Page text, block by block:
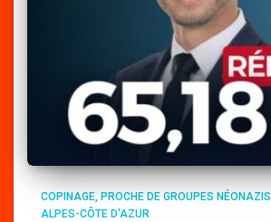
COPINAGE PROCHE DE GROUPES NÉONAZIS
ALPES-CÔTE D'AZUR